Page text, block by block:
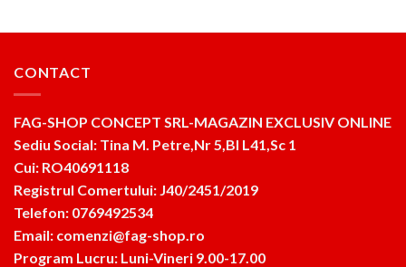
CONTACT
FAG-SHOP CONCEPT SRL-MAGAZIN EXCLUSIV ONLINE
Sediu Social: Tina M. Petre,Nr 5,Bl L41,Sc 1
Cui: RO40691118
Registrul Comertului: J40/2451/2019
Telefon: 0769492534
Email: comenzi@fag-shop.ro
Program Lucru: Luni-Vineri 9.00-17.00